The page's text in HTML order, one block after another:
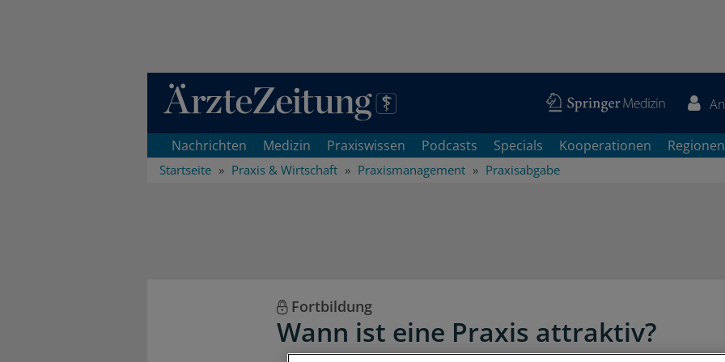
Direkt zum Inhaltsbereich
Nachrichten Medizin Praxiswissen Podcasts Specials Kooperationen Regionen
Startseite Praxis & Wirtschaft Praxismanagement Praxisabgabe
Fortbildung
Wann ist eine Praxis attraktiv?